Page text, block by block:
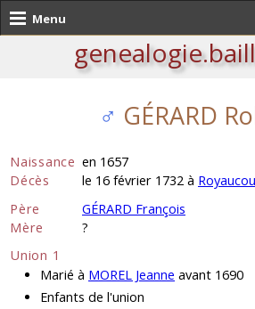
Menu
♂ GÉRARD
Naissance en 1657
Décès
le 16 février 1732 à
Père
GÉRARD François
Mère
?
Union 1
Marié à MOREL Jeanne avant 1690
Enfants de l'union